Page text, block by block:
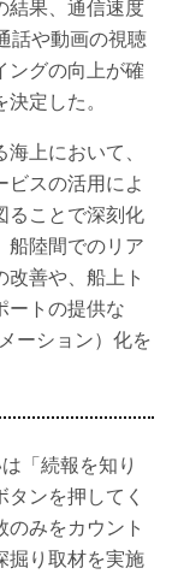
結果、通信速度
話や動画の視聴
ングの向上が確
定した。
上において、
スの活用によ
ることで深刻化
船陸間でのリア
善や、船上ト
ートの提供な
ーション）化を
「続報を知り
ンを押してく
みをカウント
掘り取材を実施